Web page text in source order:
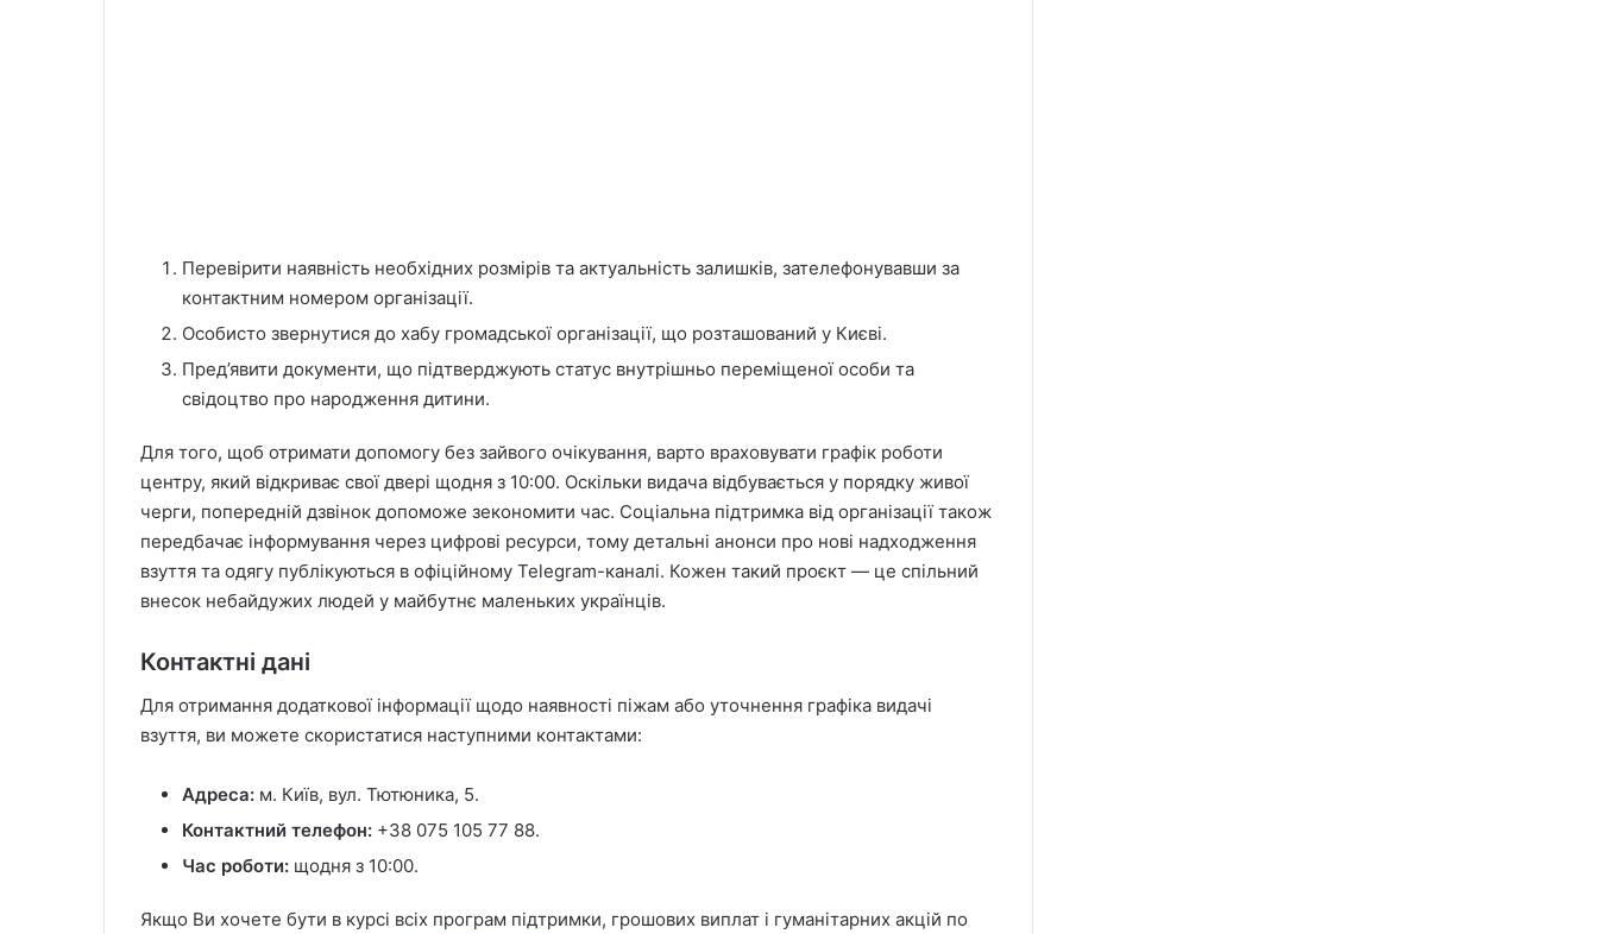
Перевірити наявність необхідних розмірів та актуальність залишків, зателефонувавши за
контактним номером організації.
Особисто звернутися до хабу громадської організації, що розташований у Києві.
Пред’явити документи, що підтверджують статус внутрішньо переміщеної особи та
свідоцтво про народження дитини.
Для того, щоб отримати допомогу без зайвого очікування, варто враховувати графік роботи
центру, який відкриває свої двері щодня з 10:00. Оскільки видача відбувається у порядку живої
черги, попередній дзвінок допоможе зекономити час. Соціальна підтримка від організації також
передбачає інформування через цифрові ресурси, тому детальні анонси про нові надходження
взуття та одягу публікуються в офіційному Telegram-каналі. Кожен такий проєкт — це спільний
внесок небайдужих людей у майбутнє маленьких українців.
Контактні дані
Для отримання додаткової інформації щодо наявності піжам або уточнення графіка видачі
взуття, ви можете скористатися наступними контактами:
Адреса: м. Київ, вул. Тютюника, 5.
Контактний телефон: +38 075 105 77 88.
Час роботи: щодня з 10:00.
Якщо Ви хочете бути в курсі всіх програм підтримки, грошових виплат і гуманітарних акцій по